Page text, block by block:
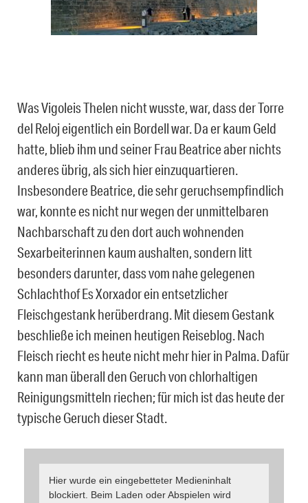
Was Vigoleis Thelen nicht wusste, war, dass der Torre
del Reloj eigentlich ein Bordell war. Da er kaum Geld
hatte, blieb ihm und seiner Frau Beatrice aber nichts
anderes übrig, als sich hier einzuquartieren.
Insbesondere Beatrice, die sehr geruchsempfindlich
war, konnte es nicht nur wegen der unmittelbaren
Nachbarschaft zu den dort auch wohnenden
Sexarbeiterinnen kaum aushalten, sondern litt
besonders darunter, dass vom nahe gelegenen
Schlachthof Es Xorxador ein entsetzlicher
Fleischgestank herüberdrang. Mit diesem Gestank
beschließe ich meinen heutigen Reiseblog. Nach
Fleisch riecht es heute nicht mehr hier in Palma. Dafür
kann man überall den Geruch von chlorhaltigen
Reinigungsmitteln riechen; für mich ist das heute der
typische Geruch dieser Stadt.
Hier wurde ein eingebetteter Medieninhalt
blockiert. Beim Laden oder Abspielen wird